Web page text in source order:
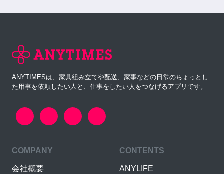
ANYTIMESは、家具組み立てや配送、家事などの日常のちょっとし
た用事を依頼したい人と、仕事をしたい人をつなげるアプリです。
COMPANY
会社概要
CONTENTS
ANYLIFE